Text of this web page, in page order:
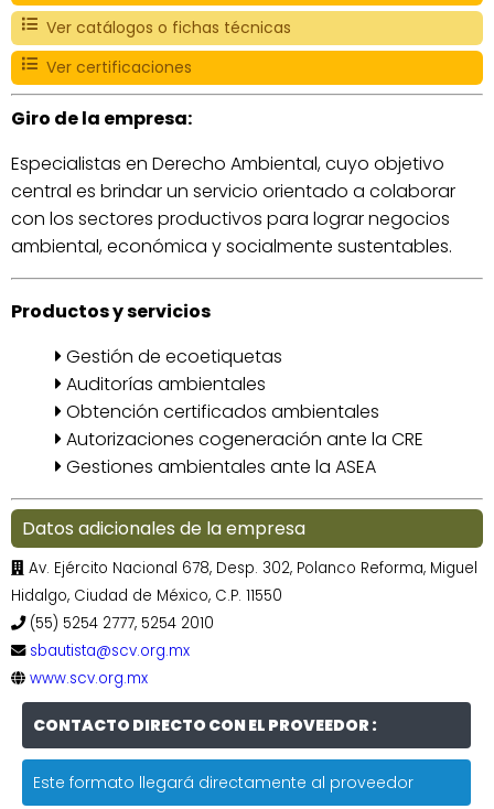
Ver catálogos o fichas técnicas
Ver certificaciones
Giro de la empresa:
Especialistas en Derecho Ambiental, cuyo objetivo
central es brindar un servicio orientado a colaborar
con los sectores productivos para lograr negocios
ambiental, económica y socialmente sustentables.
Productos y servicios
Gestión de ecoetiquetas
Auditorías ambientales
Obtención certificados ambientales
Autorizaciones cogeneración ante la CRE
Gestiones ambientales ante la ASEA
Datos adicionales de la empresa
Av. Ejército Nacional 678, Desp. 302, Polanco Reforma, Miguel
Hidalgo, Ciudad de México, C.P. 11550
(55) 5254 2777, 5254 2010
sbautista@scv.org.mx
www.scv.org.mx
CONTACTO DIRECTO CON EL PROVEEDOR :
Este formato llegará directamente al proveedor